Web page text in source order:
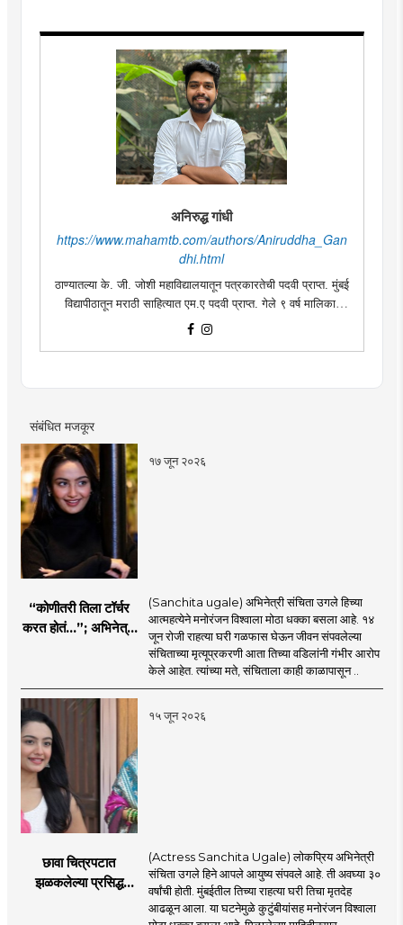
अनिरुद्ध गांधी
https://www.mahamtb.com/authors/Aniruddha_Gan
dhi.html
ठाण्यातल्या के. जी. जोशी महाविद्यालयातून पत्रकारतेची पदवी प्राप्त. मुंबई
विद्यापीठातून मराठी साहित्यात एम.ए पदवी प्राप्त. गेले ९ वर्ष मालिका,
चित्रपट, नाटक यांमधून काम केले. लघुपट, नाटक लिखाणाची आवड.
संबंधित मजकूर
१७ जून २०२६
“कोणीतरी तिला टॉर्चर
करत होतं...”; अभिनेत्री
(Sanchita ugale) अभिनेत्री संचिता उगले हिच्या
आत्महत्येने मनोरंजन विश्वाला मोठा धक्का बसला आहे. १४
जून रोजी राहत्या घरी गळफास घेऊन जीवन संपवलेल्या
संचिताच्या मृत्यूप्रकरणी आता तिच्या वडिलांनी गंभीर आरोप
केले आहेत. त्यांच्या मते, संचिताला काही काळापासून ..
१५ जून २०२६
छावा चित्रपटात
झळकलेल्या प्रसिद्ध
(Actress Sanchita Ugale) लोकप्रिय अभिनेत्री
संचिता उगले हिने आपले आयुष्य संपवले आहे. ती अवघ्या ३०
वर्षांची होती. मुंबईतील तिच्या राहत्या घरी तिचा मृतदेह
आढळून आला. या घटनेमुळे कुटुंबीयांसह मनोरंजन विश्वाला